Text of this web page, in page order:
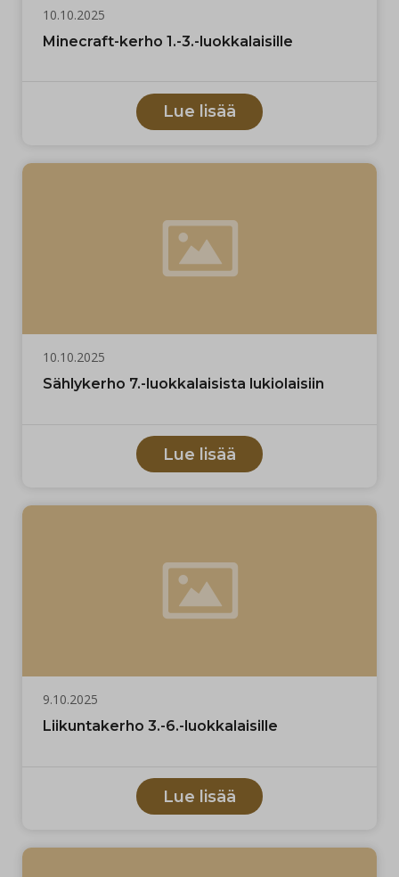
10.10.2025
Minecraft-kerho 1.-3.-luokkalaisille
Lue lisää
10.10.2025
Sählykerho 7.-luokkalaisista lukiolaisiin
Lue lisää
9.10.2025
Liikuntakerho 3.-6.-luokkalaisille
Lue lisää